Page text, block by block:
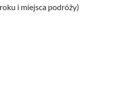
i miejsca podróży)